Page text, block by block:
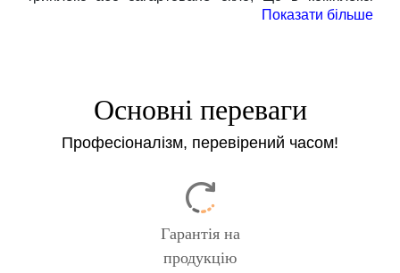
підвищить рівень протизламності вашого вікна.
протизламних вікон і прорахують вартість заміни.
Замовити
Показати більше
Основні переваги
Професіоналізм, перевірений часом!
Гарантія на
продукцію